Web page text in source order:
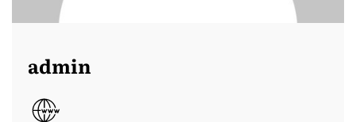
admin